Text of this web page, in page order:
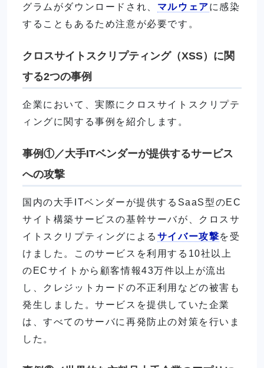
グラムがダウンロードされ、 マルウェアに感染
することもあるため注意が必要です。
クロスサイトスクリプティング（XSS）に関
する2つの事例
企業において、実際にクロスサイトスクリプテ
ィングに関する事例を紹介します。
事例①／大手ITベンダーが提供するサービス
への攻撃
国内の大手ITベンダーが提供するSaaS型のEC
サイト構築サービスの基幹サーバが、クロスサ
イトスクリプティングによる サイバー攻撃を受
けました。このサービスを利用する10社以上
のECサイトから顧客情報43万件以上が流出
し、クレジットカードの不正利用などの被害も
発生しました。サービスを提供していた企業
は、すべてのサーバに再発防止の対策を行いま
した。